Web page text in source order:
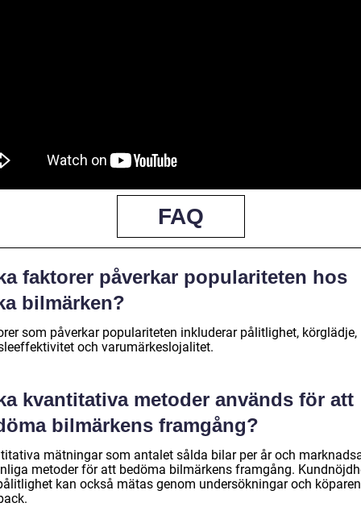
FAQ
faktorer påverkar populariteten hos
bilmärken?
som påverkar populariteten inkluderar pålitlighet, körglädje,
och varumärkeslojalitet.
kvantitativa metoder används för att
bilmärkens framgång?
mätningar som antalet sålda bilar per år och
metoder för att bedöma bilmärkens framgång.
kan också mätas genom undersökningar och